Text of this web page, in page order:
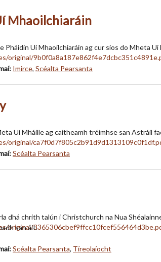
Mhaoilchiaráin
Pháidín Uí Mhaoilchiaráin ag cur síos do Mheta
Imirce, Scéalta Pearsanta
Uí Mháille ag caitheamh tréimhse san Astráil
Scéalta Pearsanta
dhá chrith talún i Christchurch na Nua
san áit.
Scéalta Pearsanta, Tíreolaíocht